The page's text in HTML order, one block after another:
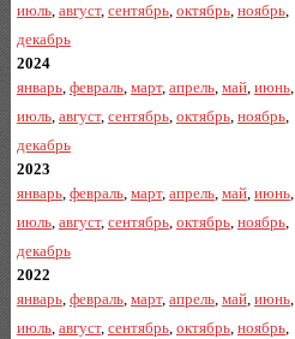
июль, август, сентябрь, октябрь, ноябрь,
декабрь
2024
январь, февраль, март, апрель, май, июнь,
июль, август, сентябрь, октябрь, ноябрь,
декабрь
2023
январь, февраль, март, апрель, май, июнь,
июль, август, сентябрь, октябрь, ноябрь,
декабрь
2022
январь, февраль, март, апрель, май, июнь,
июль, август, сентябрь, октябрь, ноябрь,